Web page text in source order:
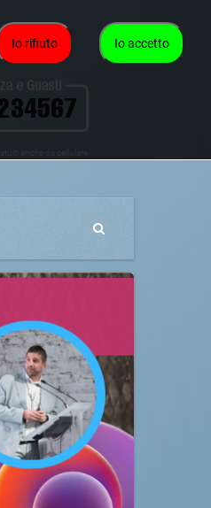
anche da cellulare
Io accetto
Io rifiuto